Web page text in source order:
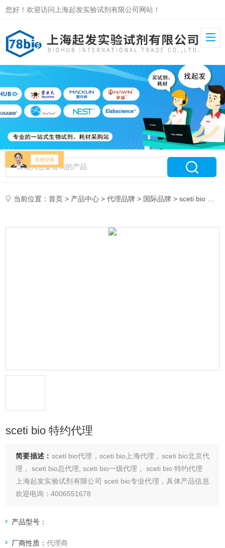
您好！欢迎访问上海起发实验试剂有限公司网站！
当前位置：首页 > 产品中心 >代理品牌 > 国际品牌 > sceti bio 特约代理
sceti bio 特约代理
简要描述： sceti bio代理，sceti bio上海代理，sceti bio北京代
理， sceti bio总代理, sceti bio一级代理， sceti bio 特约代理
上海起发实验试剂有限公司 sceti bio专业代理，具体产品信息
欢迎电询：4006551678
产品型号：
厂商性质：代理商